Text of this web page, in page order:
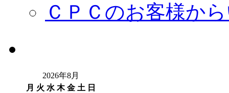
ＣＰＣのお客様か
2026年8月
月 火 水 木 金 土 日